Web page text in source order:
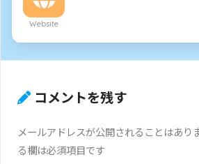
Website
コメントを残す
メールアドレスが公開されることはあり
る欄は必須項目です